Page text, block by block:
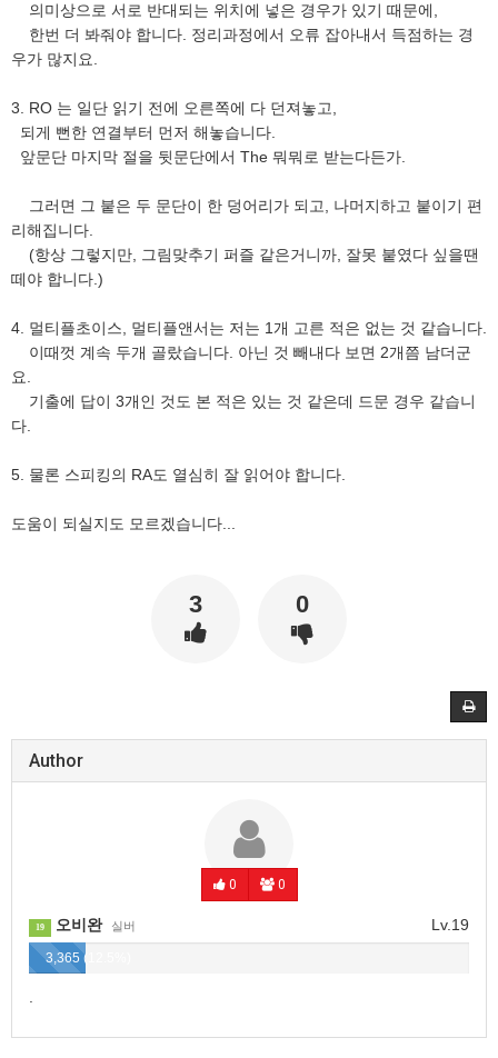
의미상으로 서로 반대되는 위치에 넣은 경우가 있기 때문에,
한번 더 봐줘야 합니다. 정리과정에서 오류 잡아내서 득점하는 경
우가 많지요.
3. RO 는 일단 읽기 전에 오른쪽에 다 던져놓고,
되게 뻔한 연결부터 먼저 해놓습니다.
앞문단 마지막 절을 뒷문단에서 The 뭐뭐로 받는다든가.
그러면 그 붙은 두 문단이 한 덩어리가 되고, 나머지하고 붙이기 편
리해집니다.
(항상 그렇지만, 그림맞추기 퍼즐 같은거니까, 잘못 붙였다 싶을땐
떼야 합니다.)
4. 멀티플초이스, 멀티플앤서는 저는 1개 고른 적은 없는 것 같습니다.
이때껏 계속 두개 골랐습니다. 아닌 것 빼내다 보면 2개쯤 남더군
요.
기출에 답이 3개인 것도 본 적은 있는 것 같은데 드문 경우 같습니
다.
5. 물론 스피킹의 RA도 열심히 잘 읽어야 합니다.
도움이 되실지도 모르겠습니다...
3 0
Author
0 0
Lv.19
19 오비완 실버
3,365 (12.5%)